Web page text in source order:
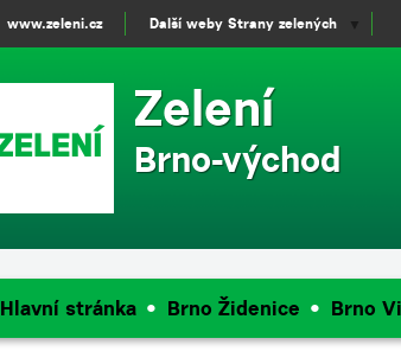
Zelení
Brno-východ
Hlavní stránka Brno Židenice Brno
www.zeleni.cz Další weby Strany zelených ▼